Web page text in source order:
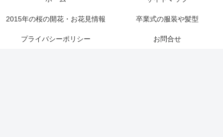
2015年の桜の開花・お花見情報 卒業式の服装や髪型
プライバシーポリシー お問合せ